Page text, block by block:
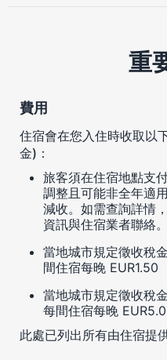
重
費用
住宿會在您入住時收取以
金)：
旅客須在住宿地點支
調整且可能非全年適
減收。如需查詢詳情
資訊與住宿業者聯絡。
當地城市規定徵收稅
間住宿每晚 EUR1.50
當地城市規定徵收稅
每間住宿每晚
此處已列出所有由住宿提